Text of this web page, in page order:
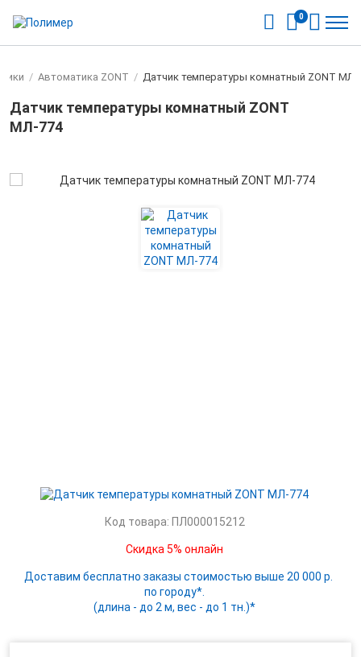
0
/ Автоматика ZONT / Датчик температуры комнатный ZONT МЛ-
Датчик температуры комнатный ZONT
МЛ-774
Код товара: ПЛ000015212
Скидка 5% онлайн
Доставим бесплатно заказы стоимостью выше 20 000 р.
по городу*.
(длина - до 2 м, вес - до 1 тн.)*